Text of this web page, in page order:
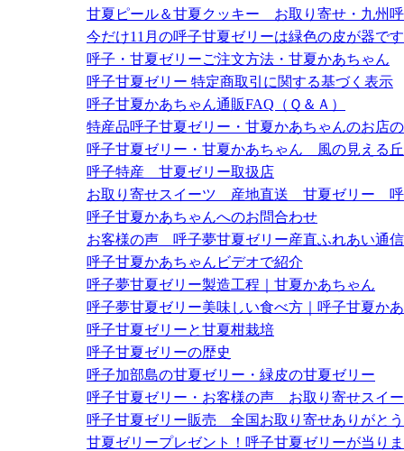
甘夏ピール＆甘夏クッキー お取り寄せ・九州
今だけ11月の呼子甘夏ゼリーは緑色の皮が器で
呼子・甘夏ゼリーご注文方法・甘夏かあちゃん
呼子甘夏ゼリー 特定商取引に関する基づく表示
呼子甘夏かあちゃん通販FAQ（Ｑ＆Ａ）
特産品呼子甘夏ゼリー・甘夏かあちゃんのお店
呼子甘夏ゼリー・甘夏かあちゃん 風の見える
呼子特産 甘夏ゼリー取扱店
お取り寄せスイーツ 産地直送 甘夏ゼリー 呼
呼子甘夏かあちゃんへのお問合わせ
お客様の声 呼子夢甘夏ゼリー産直ふれあい通信
呼子甘夏かあちゃんビデオで紹介
呼子夢甘夏ゼリー製造工程｜甘夏かあちゃん
呼子夢甘夏ゼリー美味しい食べ方｜呼子甘夏か
呼子甘夏ゼリーと甘夏柑栽培
呼子甘夏ゼリーの歴史
呼子加部島の甘夏ゼリー・緑皮の甘夏ゼリー
呼子甘夏ゼリー・お客様の声 お取り寄せスイ
呼子甘夏ゼリー販売 全国お取り寄せありがと
甘夏ゼリープレゼント！呼子甘夏ゼリーが当り